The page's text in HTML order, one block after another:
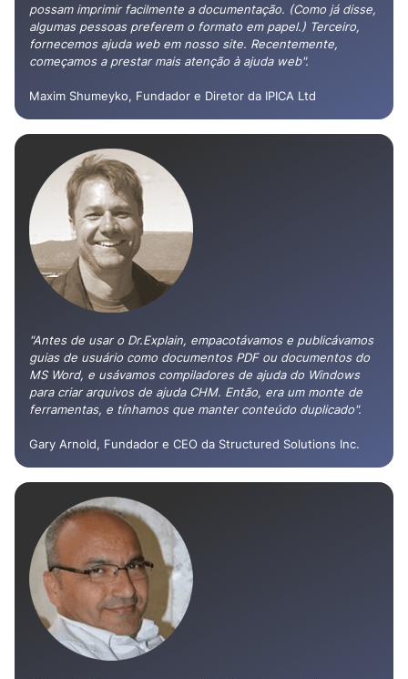
possam imprimir facilmente a documentação. (Como já disse,
algumas pessoas preferem o formato em papel.) Terceiro,
fornecemos ajuda web em nosso site. Recentemente,
começamos a prestar mais atenção à ajuda web".
Maxim Shumeyko, Fundador e Diretor da IPICA Ltd
"Antes de usar o Dr.Explain, empacotávamos e publicávamos
guias de usuário como documentos PDF ou documentos do
MS Word, e usávamos compiladores de ajuda do Windows
para criar arquivos de ajuda CHM. Então, era um monte de
ferramentas, e tínhamos que manter conteúdo duplicado".
Gary Arnold, Fundador e CEO da Structured Solutions Inc.